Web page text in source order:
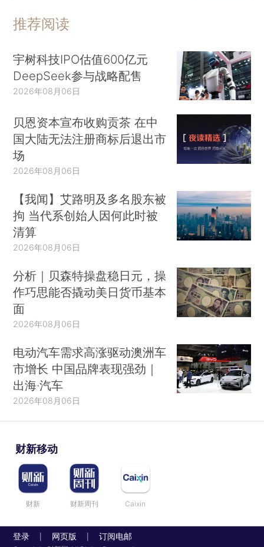
推荐阅读
宇树科技IPO估值600亿元
DeepSeek参与战略配售
2026年08月06日
贝恩资本宣布收购贡茶 在中
国大陆无法注册商标后退出市
场
2026年08月06日
【我闻】艾路明及多名股东被
拘 当代系创始人因何此时被
清算
2026年08月06日
分析｜贝森特操盘稳日元，操
作巧思能否撬动美日货币基本
面
2026年08月06日
电动汽车需求高涨驱动澳洲车
市增长 中国品牌表现强劲｜
出海·汽车
2026年08月06日
财新移动
财新 财新周刊 Caixin
登录 网页版 订阅电邮